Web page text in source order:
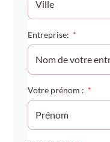
Entreprise:
Votre prénom :